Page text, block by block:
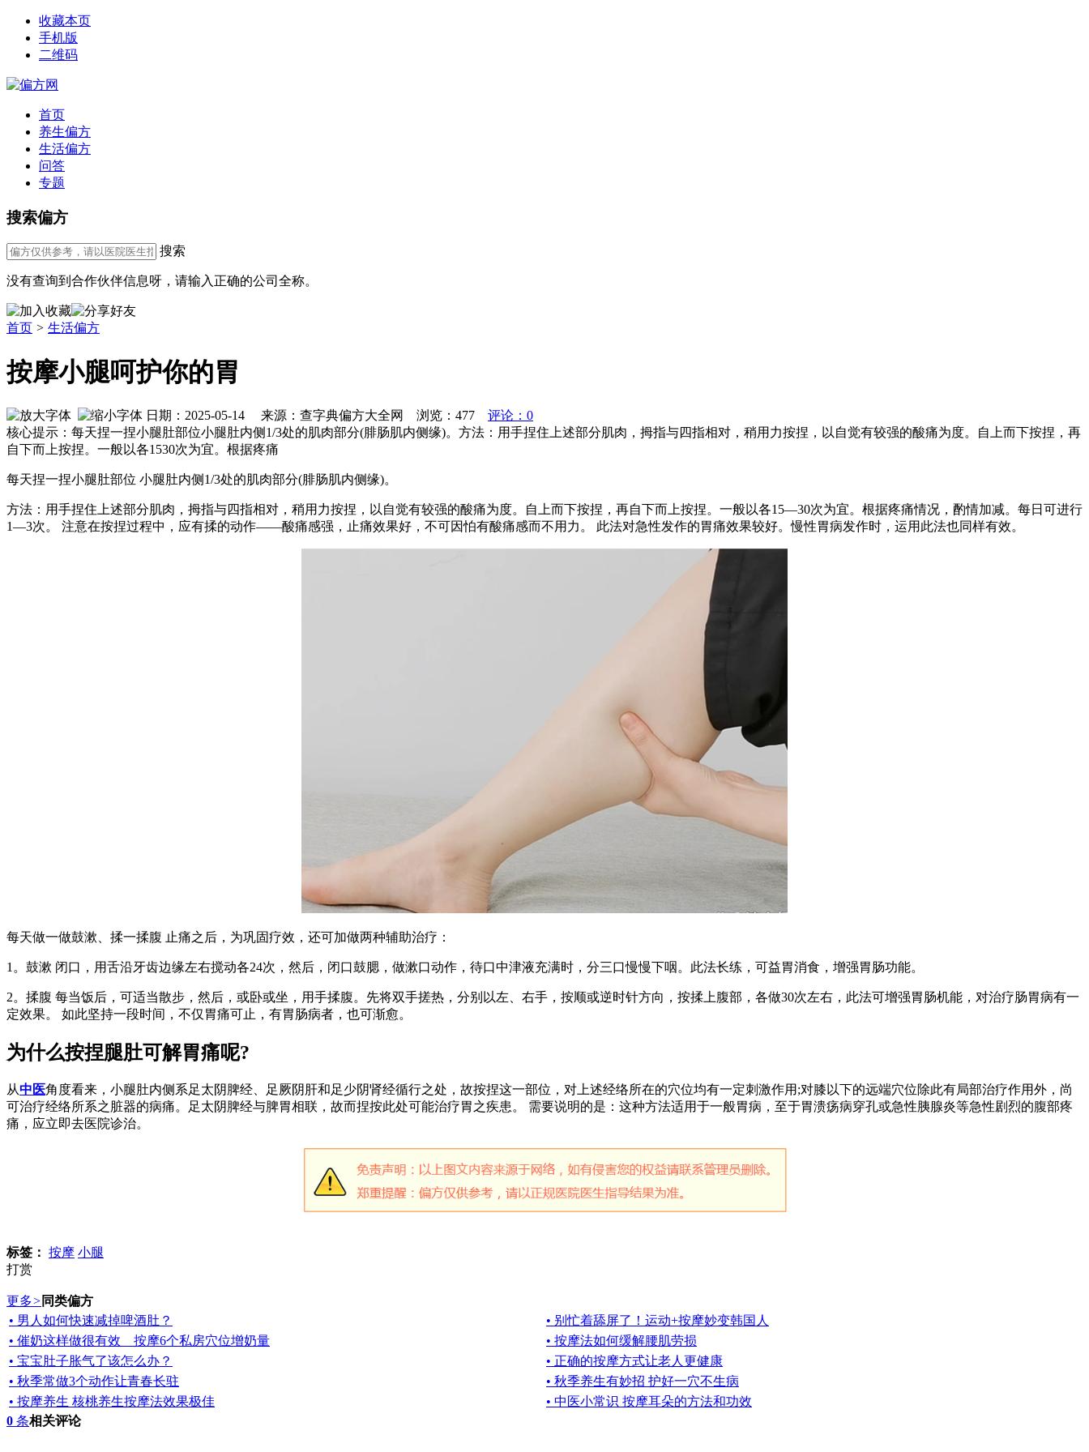
收藏本页
手机版
二维码
首页
养生偏方
生活偏方
问答
专题
搜索偏方
搜索
没有查询到合作伙伴信息呀，请输入正确的公司全称。
首页 > 生活偏方
按摩小腿呵护你的胃
日期：2025-05-14 来源：查字典偏方大全网 浏览： 477
评论：0
核心提示：每天捏一捏小腿肚部位小腿肚内侧1/3处的肌肉部分(腓肠肌内侧缘)。方法：用手捏住上述部分肌肉，拇指与四指相对，稍用力按捏，以自觉有较强的酸痛为度。自上而下按捏，再
自下而上按捏。一般以各1530次为宜。根据疼痛
每天捏一捏小腿肚部位 小腿肚内侧1/3处的肌肉部分(腓肠肌内侧缘)。
方法：用手捏住上述部分肌肉，拇指与四指相对，稍用力按捏，以自觉有较强的酸痛为度。自上而下按捏，再自下而上按捏。一般以各15—30次为宜。根据疼痛情况，酌情加减。每日可进行
1—3次。 注意在按捏过程中，应有揉的动作——酸痛感强，止痛效果好，不可因怕有酸痛感而不用力。 此法对急性发作的胃痛效果较好。慢性胃病发作时，运用此法也同样有效。
每天做一做鼓漱、揉一揉腹 止痛之后，为巩固疗效，还可加做两种辅助治疗：
1。鼓漱 闭口，用舌沿牙齿边缘左右搅动各24次，然后，闭口鼓腮，做漱口动作，待口中津液充满时，分三口慢慢下咽。此法长练，可益胃消食，增强胃肠功能。
2。揉腹 每当饭后，可适当散步，然后，或卧或坐，用手揉腹。先将双手搓热，分别以左、右手，按顺或逆时针方向，按揉上腹部，各做30次左右，此法可增强胃肠机能，对治疗肠胃病有一
定效果。 如此坚持一段时间，不仅胃痛可止，有胃肠病者，也可渐愈。
为什么按捏腿肚可解胃痛呢?
从中医角度看来，小腿肚内侧系足太阴脾经、足厥阴肝和足少阴肾经循行之处，故按捏这一部位，对上述经络所在的穴位均有一定刺激作用;对膝以下的远端穴位除此有局部治疗作用外，尚
可治疗经络所系之脏器的病痛。足太阴脾经与脾胃相联，故而捏按此处可能治疗胃之疾患。 需要说明的是：这种方法适用于一般胃病，至于胃溃疡病穿孔或急性胰腺炎等急性剧烈的腹部疼
痛，应立即去医院诊治。
标签： 按摩 小腿
打赏
更多> 同类偏方
• 男人如何快速减掉啤酒肚？
• 别忙着舔屏了！运动+按摩妙变韩国人
• 催奶这样做很有效 按摩6个私房穴位增奶量
• 按摩法如何缓解腰肌劳损
• 宝宝肚子胀气了该怎么办？
• 正确的按摩方式让老人更健康
• 秋季常做3个动作让青春长驻
• 秋季养生有妙招 护好一穴不生病
• 按摩养生 核桃养生按摩法效果极佳
• 中医小常识 按摩耳朵的方法和功效
0 条相关评论